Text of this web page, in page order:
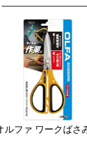
ファ ワークばさみ